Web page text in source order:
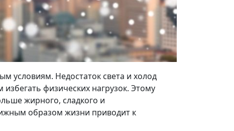
условиям. Недостаток света и холод
физических нагрузок. Этому
жирного, сладкого и
образом жизни приводит к